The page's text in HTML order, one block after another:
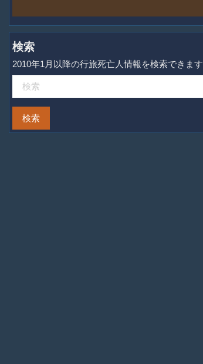
検索
2010年1月以降の行旅死亡人情報を検索できます